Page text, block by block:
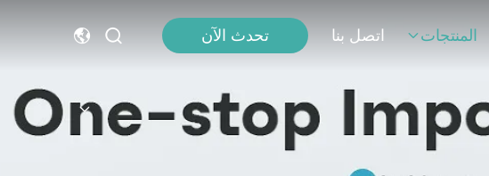
المنتجات اتصل بنا تحدث الآن